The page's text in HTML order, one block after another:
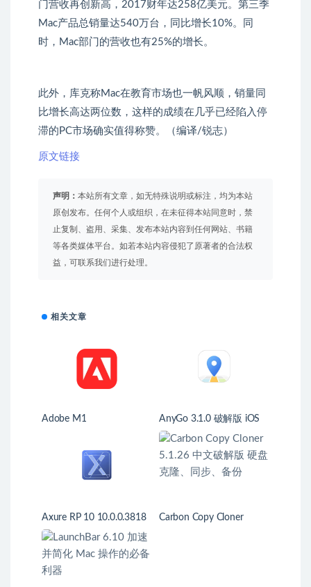
门营收再创新高，2017财年达258亿美元。第三季
Mac产品总销量达540万台，同比增长10%。同
时，Mac部门的营收也有25%的增长。
此外，库克称Mac在教育市场也一帆风顺，销量同
比增长高达两位数，这样的成绩在几乎已经陷入停
滞的PC市场确实值得称赞。（编译/锐志）
原文链接
声明： 本站所有文章，如无特殊说明或标注，均为本站
原创发布。任何个人或组织，在未征得本站同意时，禁
止复制、盗用、采集、发布本站内容到任何网站、书籍
等各类媒体平台。如若本站内容侵犯了原著者的合法权
益，可联系我们进行处理。
相关文章
Adobe M1
AnyGo 3.1.0 破解版 iOS
虚拟定位应用
Axure RP 10 10.0.0.3818
中文破解版 专业的快速原
型设计工具
Carbon Copy Cloner